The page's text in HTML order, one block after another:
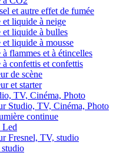
et autre effet de fumée
et liquide à neige
et liquide à bulles
liquide à mousse
flammes et à étincelles
confettis et confettis
de scène
et starter
TV, Cinéma, Photo
Studio, TV, Cinéma, Photo
continue
Led
Fresnel, TV, studio
studio